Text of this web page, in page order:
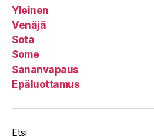
Yleinen
Venäjä
Sota
Some
Sananvapaus
Epäluottamus
Etsi